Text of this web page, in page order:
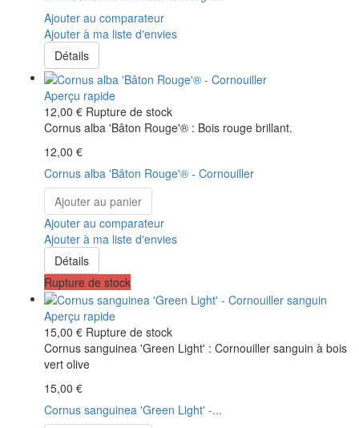
Ajouter au comparateur
Ajouter à ma liste d'envies
Détails
Aperçu rapide
12,00 € Rupture de stock
Cornus alba 'Bâton Rouge'® : Bois rouge brillant.
12,00 €
Cornus alba 'Bâton Rouge'® - Cornouiller
Ajouter au panier
Ajouter au comparateur
Ajouter à ma liste d'envies
Détails
Rupture de stock
Aperçu rapide
15,00 € Rupture de stock
Cornus sanguinea 'Green Light' : Cornouiller sanguin à bois
vert olive
15,00 €
Cornus sanguinea 'Green Light' -...